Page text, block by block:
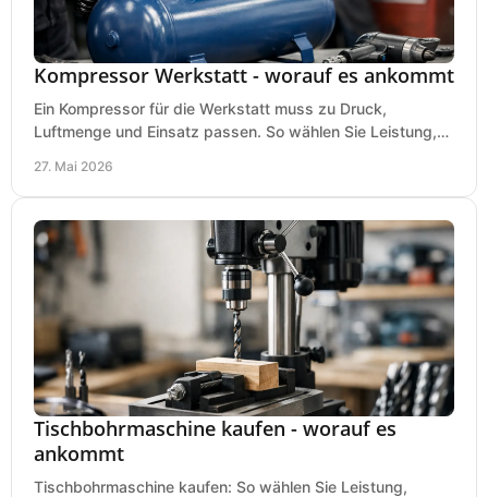
Kompressor Werkstatt - worauf es ankommt
Ein Kompressor für die Werkstatt muss zu Druck,
Luftmenge und Einsatz passen. So wählen Sie Leistung,
27. Mai 2026
Tischbohrmaschine kaufen - worauf es
ankommt
Tischbohrmaschine kaufen: So wählen Sie Leistung,